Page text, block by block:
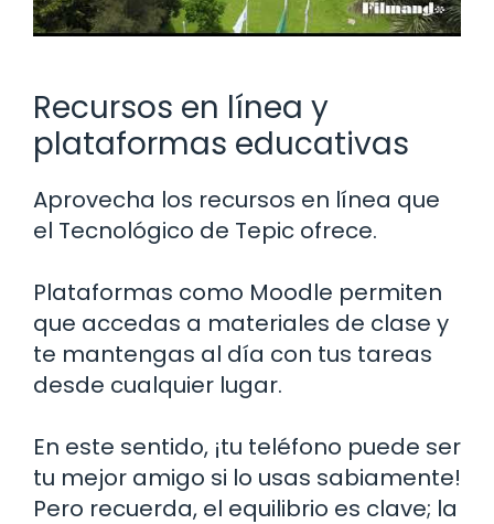
Recursos en línea y
plataformas educativas
Aprovecha los recursos en línea que
el Tecnológico de Tepic ofrece.
Plataformas como Moodle permiten
que accedas a materiales de clase y
te mantengas al día con tus tareas
desde cualquier lugar.
En este sentido, ¡tu teléfono puede ser
tu mejor amigo si lo usas sabiamente!
Pero recuerda, el equilibrio es clave; la